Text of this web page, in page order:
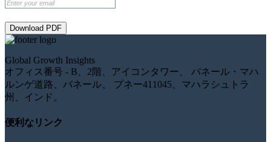
Download PDF
Global Growth Insights
オフィス番号 - B、2階、アイコンタワー、 バネール・マハ
ルンゲ道路、バネール、 プネー411045、マハラシュトラ
州、インド。
便利なリンク